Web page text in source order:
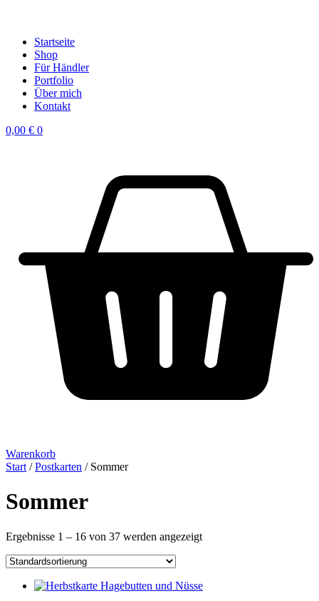
Startseite
Shop
Für Händler
Portfolio
Über mich
Kontakt
0,00 € 0
Warenkorb
Start /Postkarten / Sommer
Sommer
Ergebnisse 1 – 16 von 37 werden angezeigt